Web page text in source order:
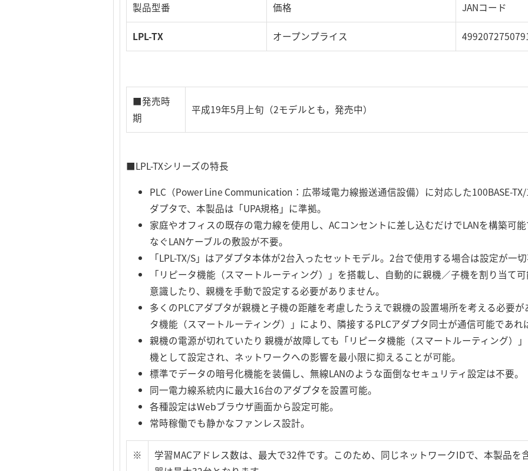
製品型番 価格 JANコード
LPL-TX オープンプライス
■発売時
期
平成19年5月上旬（2モデルとも，発売中）
■LPL-TXシリーズの特長
PLC（Power Line Communication：広帯域電力線搬送通信設備）に対応した100BASE-
ダプタで、本製品は「UPA規格」に準拠。
家庭やオフィスの既存の電力線を使用し、ACコンセントに差し込むだけでLANを構築可
なぐLANケーブルの敷設が不要。
「LPL-TX/S」はアダプタ本体が2台入ったセットモデル。2台で使用する場合は設定が一
「リピータ機能（スマートルーティング）」を搭載し、自動的に親機／子機を割り当て
意識したり、親機を手動で設定する必要がありません。
多くのPLCアダプタが親機と子機の距離を考慮したうえで親機の設置場所を考える必要
タ機能（スマートルーティング）」により、隣接するPLCアダプタ同士が通信可能であ
親機の電源が切れていたり 親機が故障しても「リピータ機能（スマートルーティング）
機として設定され、ネットワークへの影響を最小限に抑えることが可能。
標準でデータの暗号化機能を装備し、無線LANのような面倒なセキュリティ設定は不要。
同一電力線系統内に最大16台のアダプタを設置可能。
各種設定はWebブラウザ画面から設定可能。
常時稼働でも静かなファンレス設計。
※
学習MACアドレス数は、最大で32件です。このため、同じネットワークIDで、本製品